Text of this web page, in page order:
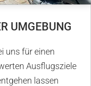
UMGEBUNG
uns für einen
Ausflugsziele
lassen